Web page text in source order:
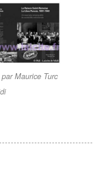
Maurice Turc